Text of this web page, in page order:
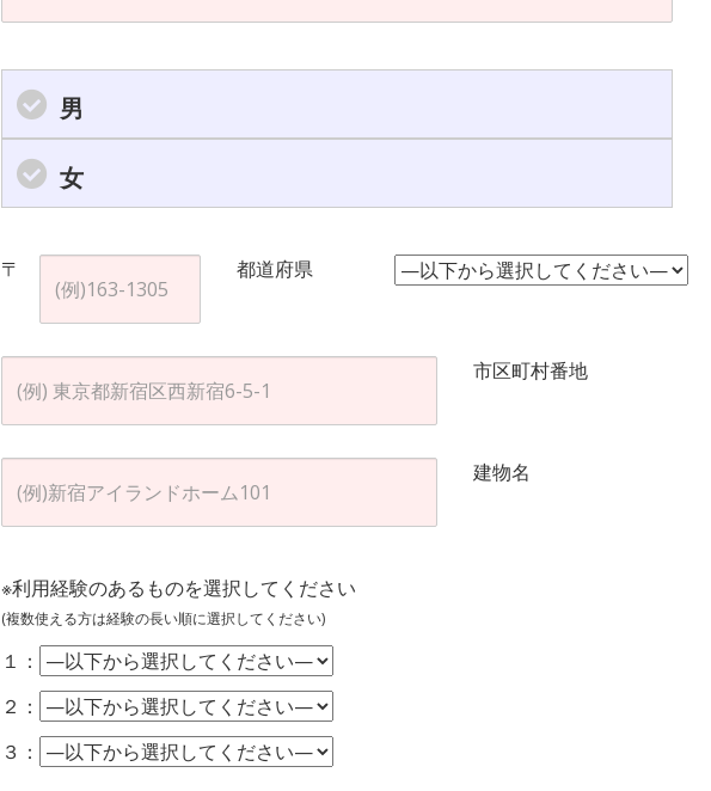
男
女
〒 都道府県
市区町村番地
建物名
※利用経験のあるものを選択してください
(複数使える方は経験の長い順に選択してください)
１：
２：
３：